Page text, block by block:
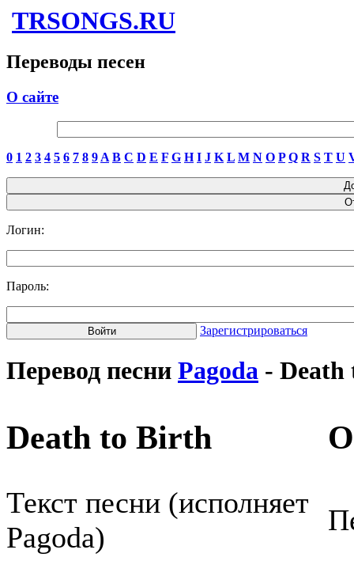
TRSONGS.RU
Переводы песен
О сайте
0 1 2 3 4 5 6 7 8 9 A B C D E F G H I J K L M N O P Q R S T U
Логин:
Пароль:
Зарегистрироваться
Перевод песни Pagoda -
Death to Birth
Текст песни (исполняет
Pagoda)